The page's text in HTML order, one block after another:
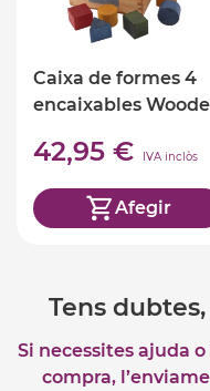
Caixa de formes 4
encaixables
42,95 € IVA inclòs
Afegir
Tens
Si necessites ajuda
compra,